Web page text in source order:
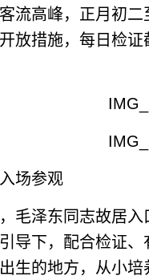
流高峰，正月初
放措施，每日检
场参观
泽东同志故居入
导下，配合检证
生的地方，从小